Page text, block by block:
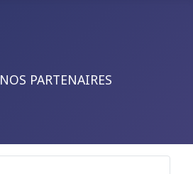
NOS PARTENAIRES